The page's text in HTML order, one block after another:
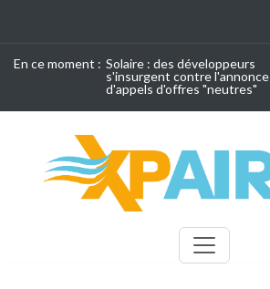
En ce moment : Solaire : des développeurs
s'insurgent contre l'annonce
d'appels d'offres "neutres"